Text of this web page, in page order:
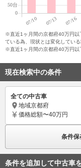
※直近1ヶ月間の京都府40万円以
ている為、現状とは変化している
※直近1ヶ月間の京都府40万円以
現在検索中の条件
全ての中古車
地域京都府
価格総額〜40万円
条件保
条件を追加して中古車